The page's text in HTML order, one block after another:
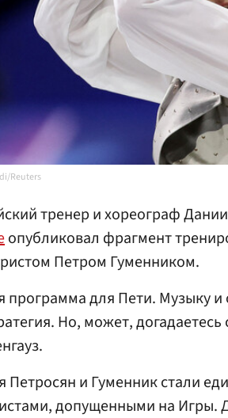
Reuters
тренер и хореограф
опубликовал фрагмент
Петром Гуменником.
программа для Пети. Музыку
Но, может,
Петросян и Гуменник стали
допущенными на Игры.